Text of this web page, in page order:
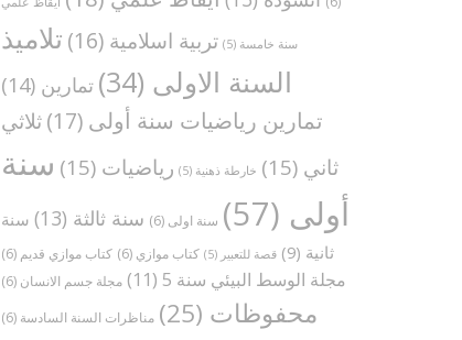
سنة خامسة (5) تربية اسلامية (16)
تلاميذ
السنة الاولى (34) تمارين (14)
تمارين رياضيات سنة أولى (17)
ثلاثي
ثاني (15) خارطة ذهنية (5) رياضيات (15)
سنة
أولى (57) سنة اولى (6) سنة ثالثة (13)
سنة
ثانية (9) قصة للتعبير (5) كتاب موازي (6) كتاب موازي قديم (6)
مجلة الوسط البيئي سنة 5 (11) مجلة جسم الانسان (6)
محفوظات (25) مناظرات السنة السادسة (6)